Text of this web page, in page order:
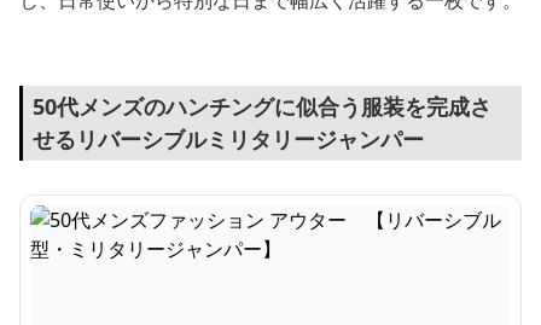
50代メンズのハンチングに似合う服装を完成さ
せるリバーシブルミリタリージャンパー